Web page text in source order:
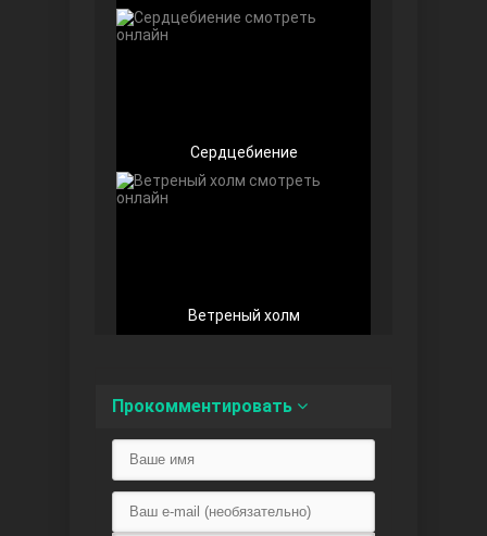
Любовь напоказ
Сердцебиение
Ветреный холм
Прокомментировать